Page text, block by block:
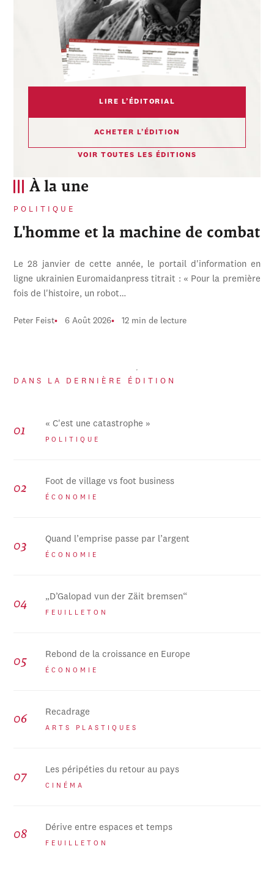
À la une
POLITIQUE
L'homme et la machine de combat
Le 28 janvier de cette année, le portail d'information en
ligne ukrainien Euromaidanpress titrait : « Pour la première
fois de l'histoire, un robot…
Peter Feist 6 Août 2026 12 min de lecture
DANS LA DERNIÈRE ÉDITION
« C'est une catastrophe »
POLITIQUE
Foot de village vs foot business
ÉCONOMIE
Quand l’emprise passe par l’argent
ÉCONOMIE
„D’Galopad vun der Zäit bremsen“
FEUILLETON
Rebond de la croissance en Europe
ÉCONOMIE
Recadrage
ARTS PLASTIQUES
Les péripéties du retour au pays
CINÉMA
Dérive entre espaces et temps
FEUILLETON
LIRE L’ÉDITORIAL
ACHETER L’ÉDITION
VOIR TOUTES LES ÉDITIONS